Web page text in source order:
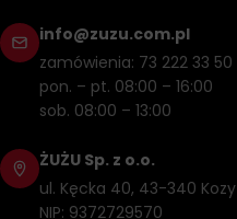
info@zuzu.com.pl
zamówienia: 73 222 33 50
pon. – pt. 08:00 – 16:00
sob. 08:00 – 13:00
ŻUŻU Sp. z o.o.
ul. Kęcka 40, 43-340 Kozy
NIP: 9372729570